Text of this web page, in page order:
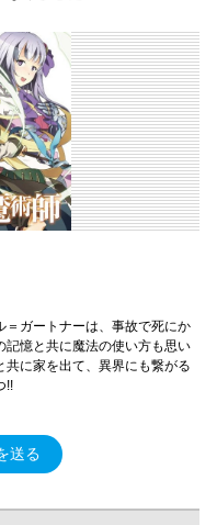
＝ガートナーは、事故で死にか
記憶と共に魔法の使い方も思い
に家を出て、異界にも繋がる
!!
送る